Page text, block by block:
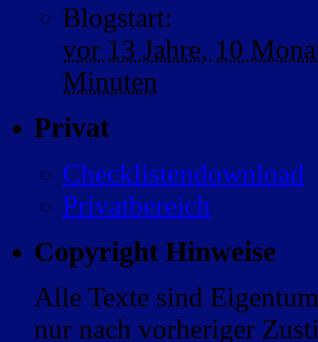
Blogstart:
vor 13 Jahre, 10
Minuten
Privat
Checklistendownload
Privatbereich
Copyright Hinweise
Alle Texte sind
nur nach vorheriger